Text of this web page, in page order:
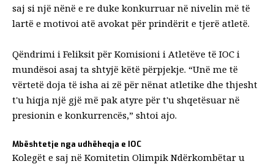
saj si një nënë e re duke konkurruar në nivelin më të
lartë e motivoi atë avokat për prindërit e tjerë atletë.
Qëndrimi i Feliksit për Komisioni i Atletëve të IOC i
mundësoi asaj ta shtyjë këtë përpjekje. “Unë me të
vërtetë doja të isha ai zë për nënat atletike dhe thjesht
t'u hiqja një gjë më pak atyre për t'u shqetësuar në
presionin e konkurrencës,” shtoi ajo.
Mbështetje nga udhëheqja e IOC
Kolegët e saj në Komitetin Olimpik Ndërkombëtar u